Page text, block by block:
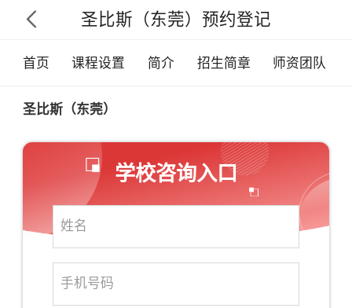
 圣比斯（东莞）预约登记
首页 课程设置 简介 招生简章 师资团队
圣比斯（东莞）
学校咨询入口